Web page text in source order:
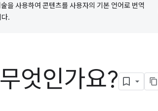
을 사용하여 콘텐츠를 사용자의 기본 언어로 번역
.
엇인가요?